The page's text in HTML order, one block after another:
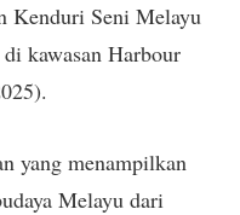
Kenduri Seni Melayu
kawasan Harbour
yang menampilkan
Melayu dari